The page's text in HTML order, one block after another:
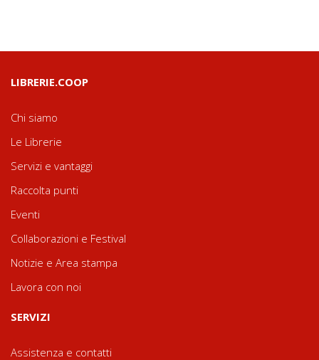
LIBRERIE.COOP
Chi siamo
Le Librerie
Servizi e vantaggi
Raccolta punti
Eventi
Collaborazioni e Festival
Notizie e Area stampa
Lavora con noi
SERVIZI
Assistenza e contatti